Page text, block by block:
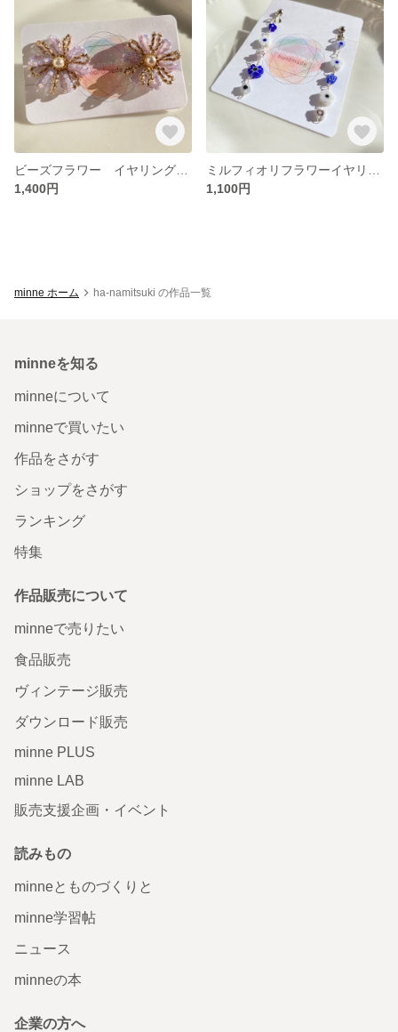
1,400円
1,100円
minne ホーム ha-namitsuki の作品一覧
minneを知る
minneについて
minneで買いたい
作品をさがす
ショップをさがす
ランキング
特集
作品販売について
minneで売りたい
食品販売
ヴィンテージ販売
ダウンロード販売
minne PLUS
minne LAB
販売支援企画・イベント
読みもの
minneとものづくりと
minne学習帖
ニュース
minneの本
企業の方へ